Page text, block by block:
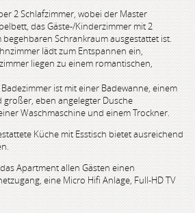
2 Schlafzimmer, wobei der Master
das Gäste-/Kinderzimmer mit 2
Schrankraum ausgestattet ist.
lädt zum Entspannen ein,
liegen zu einem romantischen,
ist mit einer Badewanne, einem
eben angelegter Dusche
Waschmaschine und einem Trockner.
Küche mit Esstisch bietet ausreichend
Apartment allen Gästen einen
eine Micro Hifi Anlage, Full-HD TV